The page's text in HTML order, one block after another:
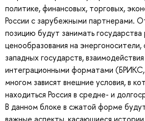
политике, финансовых, торговых,
России с зарубежными партнерами.
позицию будут занимать государства
ценообразования на энергоносители,
западных государств,
интеграционными форматами
многом зависят внешние условия, в
находиться Россия в средне- и
В данном блоке в сжатой форме